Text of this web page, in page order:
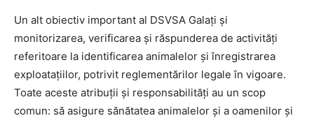
Un alt obiectiv important al DSVSA Galați și
monitorizarea, verificarea și răspunderea de activități
referitoare la identificarea animalelor și înregistrarea
exploatațiilor, potrivit reglementărilor legale în vigoare.
Toate aceste atribuții și responsabilități au un scop
comun: să asigure sănătatea animalelor și a oamenilor și